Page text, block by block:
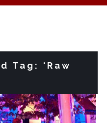
Tag: ‘Raw